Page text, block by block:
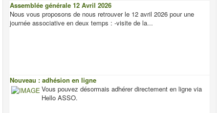
Assemblée générale 12 Avril 2026
Nous vous proposons de nous retrouver le 12 avril 2026 pour une
journée associative en deux temps : -visite de la...
Nouveau : adhésion en ligne
Vous pouvez désormais adhérer directement en ligne via
Hello ASSO.